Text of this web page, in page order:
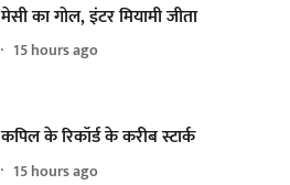
मेसी का गोल, इंटर मियामी जीता
15 hours ago
कपिल के रिकॉर्ड के करीब स्टार्क
15 hours ago